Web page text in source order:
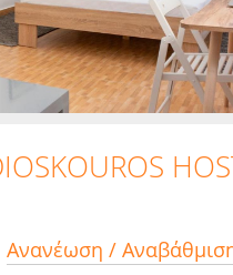
Aνανέωση /